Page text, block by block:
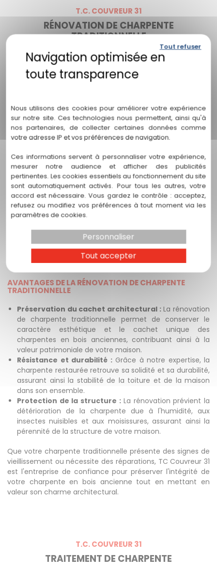
T.C. COUVREUR 31
RÉNOVATION DE CHARPENTE
TRADITIONNELLE
La rénovation de charpente traditionnelle est une
spécialité de TC Couvreur 31. Notre expertise dans ce
domaine nous permet de restaurer et de préserver le
PROCESSUS DE RÉNOVATION DE CHARPENTE
TRADITIONNELLE
Notre processus de rénovation commence par une
inspection détaillée de votre charpente existante. Nous
identifions les zones endommagées, les pièces affaiblies et
les éventuelles détériorations causées par l'humidité ou les
parasites. Ensuite, nous élaborons un plan de rénovation sur
mesure pour restaurer la charpente à son état d'origine.
Nous utilisons des techniques traditionnelles de menuiserie
remplacement de pièces endommagées, le renforcement
des poutres affaiblies et la réparation des assemblages.
Nous veillons à préserver l'authenticité de la charpente
tout en assurant sa solidité et sa durabilité.
AVANTAGES DE LA RÉNOVATION DE CHARPENTE
TRADITIONNELLE
Préservation du cachet architectural :La rénovation
de charpente traditionnelle permet de conserver le
caractère esthétique et le cachet unique des
charpentes en bois anciennes, contribuant ainsi à la
valeur patrimoniale de votre maison.
Résistance et durabilité :Grâce à notre expertise, la
charpente restaurée retrouve sa solidité et sa durabilité,
assurant ainsi la stabilité de la toiture et de la maison
dans son ensemble.
Protection de la structure :La rénovation prévient la
détérioration de la charpente due à l'humidité, aux
insectes nuisibles et aux moisissures, assurant ainsi la
pérennité de la structure de votre maison.
Que votre charpente traditionnelle présente des signes de
vieillissement ou nécessite des réparations, TC Couvreur 31
est l'entreprise de confiance pour préserver l'intégrité de
votre charpente en bois ancienne tout en mettant en
valeur son charme architectural.
T.C. COUVREUR 31
TRAITEMENT DE CHARPENTE
Nous utilisons des cookies pour améliorer votre expérience
sur notre site. Ces technologies nous permettent, ainsi qu'à
nos partenaires, de collecter certaines données comme
votre adresse IP et vos préférences de navigation.
Ces informations servent à personnaliser votre expérience,
mesurer notre audience et afficher des publicités
pertinentes. Les cookies essentiels au fonctionnement du site
sont automatiquement activés. Pour tous les autres, votre
accord est nécessaire. Vous gardez le contrôle : acceptez,
refusez ou modifiez vos préférences à tout moment via les
paramètres de cookies.
Tout accepter
Tout refuser
Personnaliser